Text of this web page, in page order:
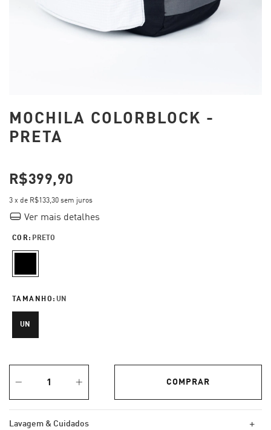
MOCHILA COLORBLOCK -
PRETA
R$399,90
3 x de R$133,30 sem juros
Ver mais detalhes
COR: PRETO
TAMANHO: UN
UN
Lavagem & Cuidados +